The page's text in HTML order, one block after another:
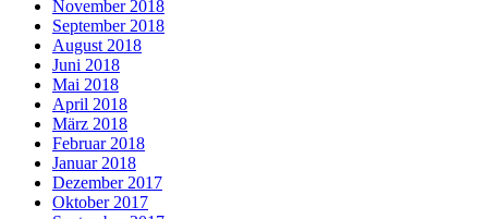
November 2018
September 2018
August 2018
Juni 2018
Mai 2018
April 2018
März 2018
Februar 2018
Januar 2018
Dezember 2017
Oktober 2017